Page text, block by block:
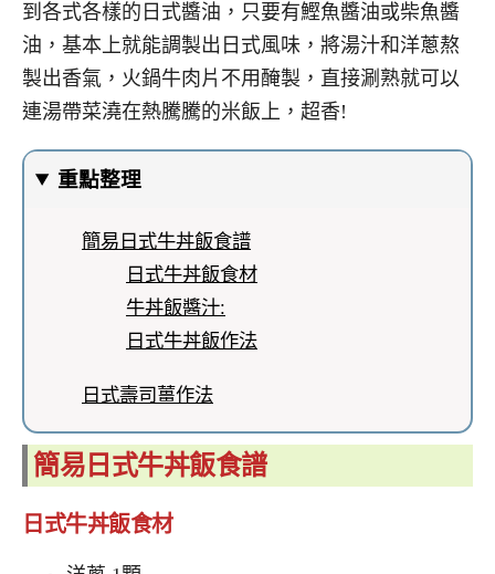
到各式各樣的日式醬油，只要有鰹魚醬油或柴魚醬
油，基本上就能調製出日式風味，將湯汁和洋蔥熬
製出香氣，火鍋牛肉片不用醃製，直接涮熟就可以
連湯帶菜澆在熱騰騰的米飯上，超香!
重點整理
簡易日式牛丼飯食譜
日式牛丼飯食材
牛丼飯醬汁:
日式牛丼飯作法
日式壽司薑作法
簡易日式牛丼飯食譜
日式牛丼飯食材